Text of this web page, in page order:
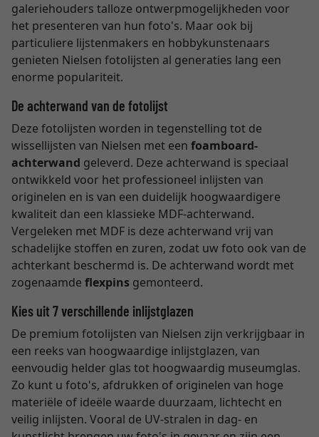
galeriehouders talloze ontwerpmogelijkheden voor
het presenteren van hun foto's. Maar ook bij
particuliere lijstenmakers en hobbykunstenaars
genieten Nielsen fotolijsten al generaties lang een
enorme populariteit.
De achterwand van de fotolijst
Deze fotolijsten worden in tegenstelling tot de
wissellijsten van Nielsen met een foamboard-
achterwand geleverd. Deze achterwand is speciaal
ontwikkeld voor het professioneel inlijsten van
originelen en is van een duidelijk hoogwaardigere
kwaliteit dan een klassieke MDF-achterwand.
Vergeleken met MDF is deze achterwand vrij van
schadelijke stoffen en zuren, zodat uw foto ook van de
achterkant beschermd is. De achterwand wordt met
zogenaamde flexpins gemonteerd.
Kies uit 7 verschillende inlijstglazen
De premium fotolijsten van Nielsen zijn verkrijgbaar in
een reeks van hoogwaardige inlijstglazen, van
eenvoudig helder glas tot hoogwaardig museumglas.
Zo kunt u foto's, afdrukken of originelen van hoge
materiële of ideële waarde duurzaam, lichtecht en
veilig inlijsten. Vooral de UV-stralen in dag- en